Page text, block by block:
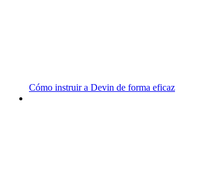
Cómo instruir a Devin de forma eficaz